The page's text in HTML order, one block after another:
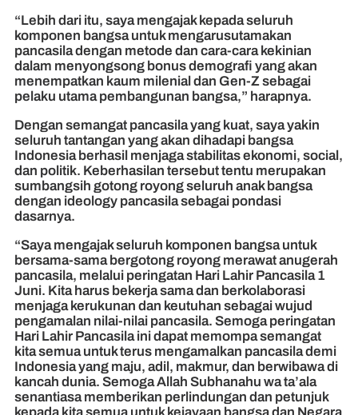
“Lebih dari itu, saya mengajak kepada seluruh
komponen bangsa untuk mengarusutamakan
pancasila dengan metode dan cara-cara kekinian
dalam menyongsong bonus demografi yang akan
menempatkan kaum milenial dan Gen-Z sebagai
pelaku utama pembangunan bangsa,” harapnya.
Dengan semangat pancasila yang kuat, saya yakin
seluruh tantangan yang akan dihadapi bangsa
Indonesia berhasil menjaga stabilitas ekonomi, social,
dan politik. Keberhasilan tersebut tentu merupakan
sumbangsih gotong royong seluruh anak bangsa
dengan ideology pancasila sebagai pondasi
dasarnya.
“Saya mengajak seluruh komponen bangsa untuk
bersama-sama bergotong royong merawat anugerah
pancasila, melalui peringatan Hari Lahir Pancasila 1
Juni. Kita harus bekerja sama dan berkolaborasi
menjaga kerukunan dan keutuhan sebagai wujud
pengamalan nilai-nilai pancasila. Semoga peringatan
Hari Lahir Pancasila ini dapat memompa semangat
kita semua untuk terus mengamalkan pancasila demi
Indonesia yang maju, adil, makmur, dan berwibawa di
kancah dunia. Semoga Allah Subhanahu wa ta’ala
senantiasa memberikan perlindungan dan petunjuk